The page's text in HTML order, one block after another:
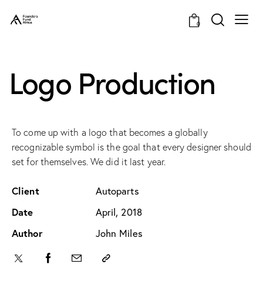
0
Logo Production
To come up with a logo that becomes a globally
recognizable symbol is the goal that every designer should
set for themselves. We did it last year.
Client
Autoparts
Date
April, 2018
Author
John Miles